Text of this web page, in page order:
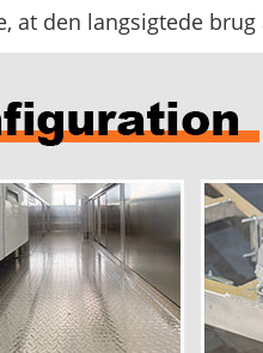
at den langsigtede